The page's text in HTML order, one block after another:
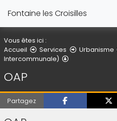
Fontaine les Croisilles
Vous êtes ici :
Accueil
Services Urbanisme
Intercommunale)
OAP
Partagez